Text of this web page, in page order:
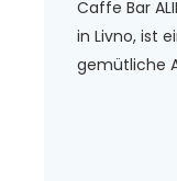
Caffe Bar
in Livno, ist
gemütliche